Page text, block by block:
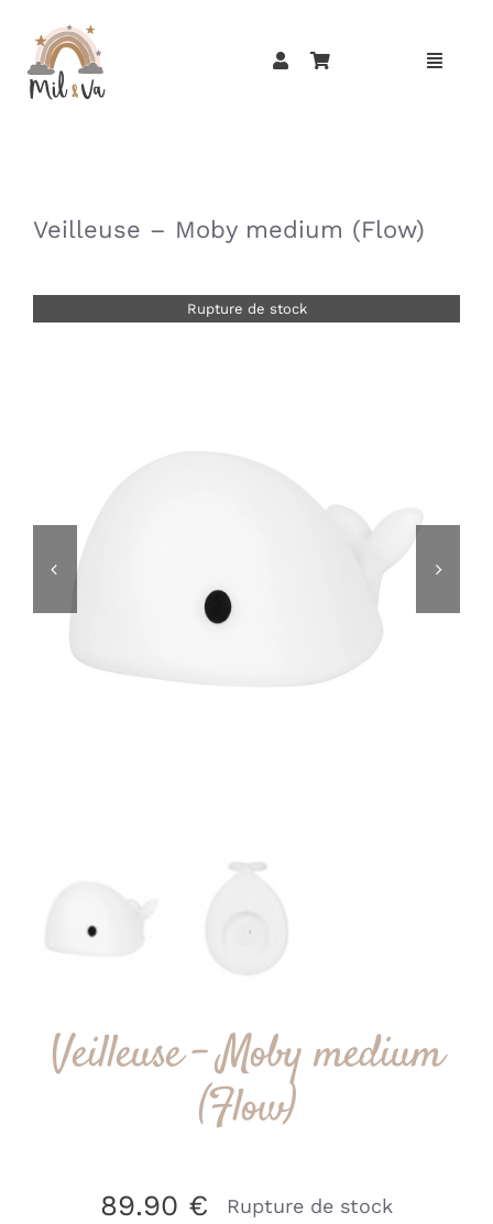
contenu
Veilleuse – Moby medium (Flow)
Rupture de stock
Veilleuse – Moby medium
(Flow)
89.90 € Rupture de stock